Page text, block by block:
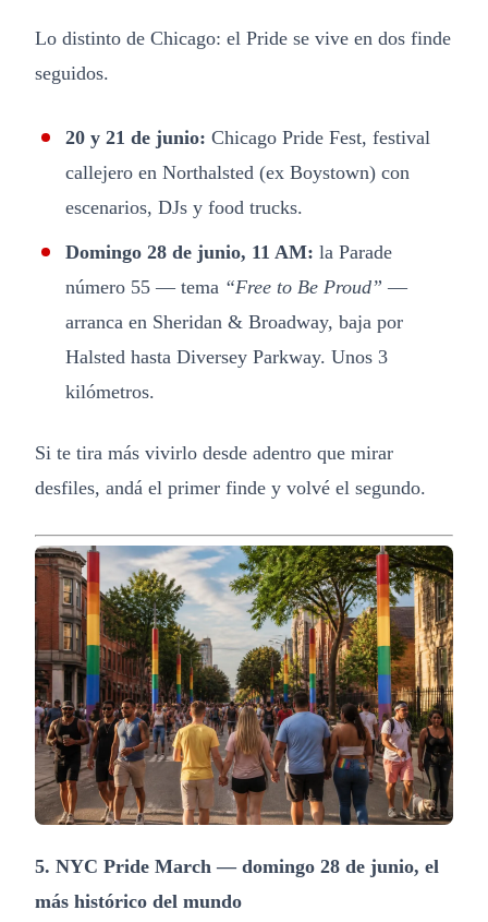
Lo distinto de Chicago: el Pride se vive en dos finde
seguidos.
20 y 21 de junio: Chicago Pride Fest, festival
callejero en Northalsted (ex Boystown) con
escenarios, DJs y food trucks.
Domingo 28 de junio, 11 AM: la Parade
número 55 — tema “Free to Be Proud” —
arranca en Sheridan & Broadway, baja por
Halsted hasta Diversey Parkway. Unos 3
kilómetros.
Si te tira más vivirlo desde adentro que mirar
desfiles, andá el primer finde y volvé el segundo.
5. NYC Pride March — domingo 28 de junio, el
más histórico del mundo